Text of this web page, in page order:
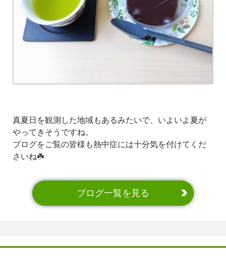
真夏日を観測した地域もあるみたいで、いよいよ夏が
やってきそうですね。
ブログをご覧の皆様も熱中症には十分気を付けてくだ
さいね☘️
ブログ一覧を見る